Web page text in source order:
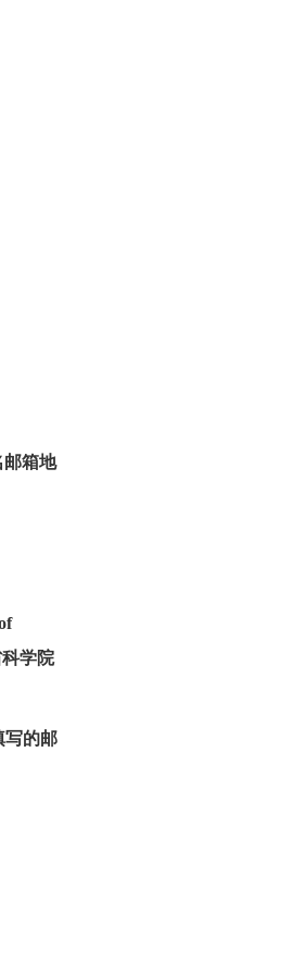
邮箱地
学院
写的邮